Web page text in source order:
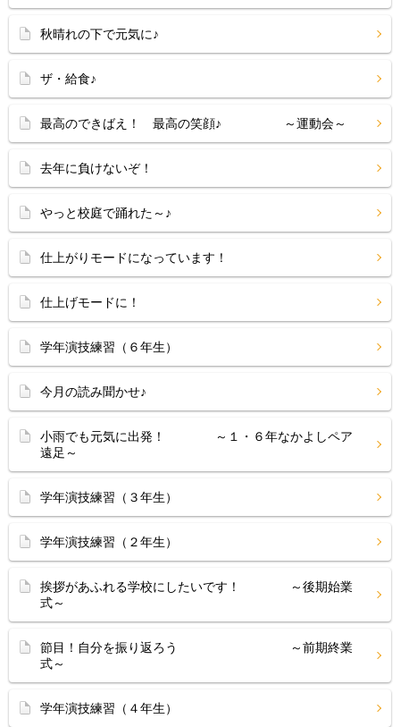
秋晴れの下で元気に♪
ザ・給食♪
最高のできばえ！ 最高の笑顔♪ ～運動会～
去年に負けないぞ！
やっと校庭で踊れた～♪
仕上がりモードになっています！
仕上げモードに！
学年演技練習（６年生）
今月の読み聞かせ♪
小雨でも元気に出発！ ～１・６年なかよしペア
遠足～
学年演技練習（３年生）
学年演技練習（２年生）
挨拶があふれる学校にしたいです！ ～後期始業
式～
節目！自分を振り返ろう ～前期終業
式～
学年演技練習（４年生）